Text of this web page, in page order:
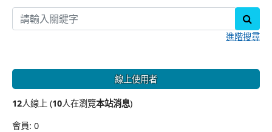
進階搜尋
線上使用者
12人線上 (10人在瀏覽本站消息)
會員: 0